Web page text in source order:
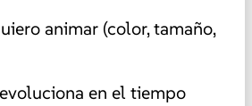
animar (color, tamaño,
en el tiempo